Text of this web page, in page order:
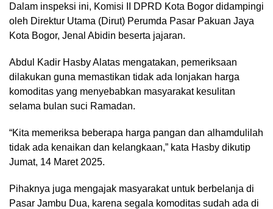
Dalam inspeksi ini, Komisi II DPRD Kota Bogor didampingi
oleh Direktur Utama (Dirut) Perumda Pasar Pakuan Jaya
Kota Bogor, Jenal Abidin beserta jajaran.
Abdul Kadir Hasby Alatas mengatakan, pemeriksaan
dilakukan guna memastikan tidak ada lonjakan harga
komoditas yang menyebabkan masyarakat kesulitan
selama bulan suci Ramadan.
“Kita memeriksa beberapa harga pangan dan alhamdulilah
tidak ada kenaikan dan kelangkaan,” kata Hasby dikutip
Jumat, 14 Maret 2025.
Pihaknya juga mengajak masyarakat untuk berbelanja di
Pasar Jambu Dua, karena segala komoditas sudah ada di